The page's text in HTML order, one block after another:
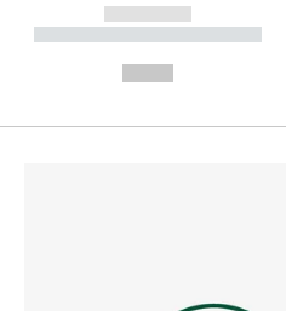
------------
----------- ----------- --------